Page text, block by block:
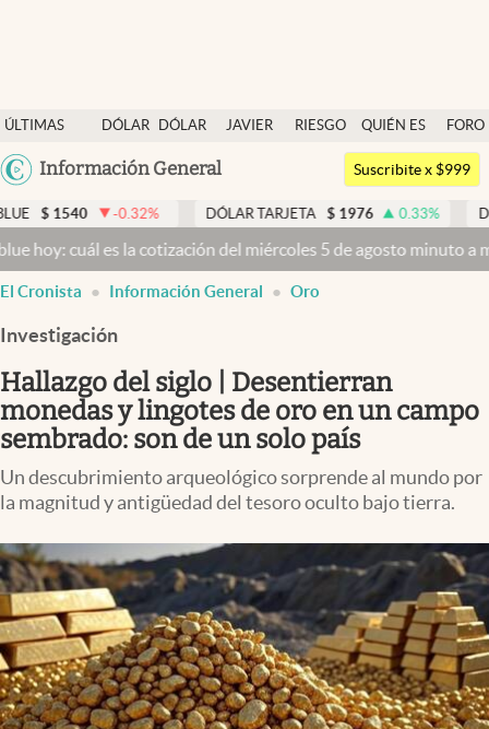
ÚLTIMAS
NOTICIAS
DÓLAR
DÓLAR
JAVIER
RIESGO
QUIÉN ES
QUIÉN
FORO
Argentina
México
Información General
Dólar
Members
Economía y Política
Finanzas y Mercados
Mercados Online
Negocios
Columnistas
Otras secciones
Infotechnology
Clase
Clima
Mundial 2026
Eventos Corporativos
El Cronista Studio
Suscribite x $999
% DÓLAR TARJETA $ 1976 0.33% DÓLAR MEP
cotización del miércoles 5 de agosto minuto a minutoDólar hoy
El Cronista Información General Oro
Investigación
Hallazgo del siglo | Desentierran
monedas y lingotes de oro en un campo
sembrado: son de un solo país
Un descubrimiento arqueológico sorprende al mundo por
la magnitud y antigüedad del tesoro oculto bajo tierra.